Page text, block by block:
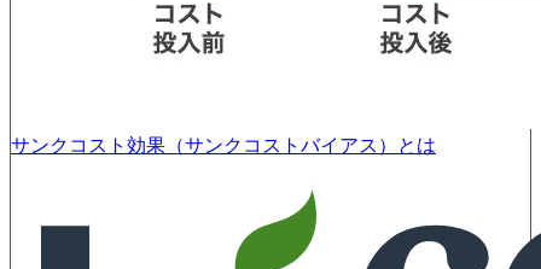
サンクコスト効果（サンクコストバイアス）とは